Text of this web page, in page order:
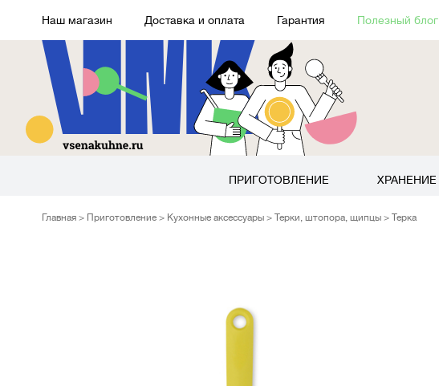
Наш магазин Доставка и оплата Гарантия Полезный блог
ПРИГОТОВЛЕНИЕ ХРАНЕНИЕ
Главная Приготовление Кухонные аксессуары Терки, штопора, щипцы Терка